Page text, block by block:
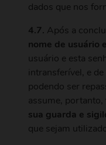
dados que nos
4.7. Após a
nome de usuário
usuário e esta
intransferível, e
podendo ser
assume, portanto,
sua guarda e
que sejam